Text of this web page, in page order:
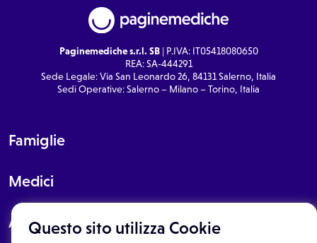
Questo sito utilizza Cookie
Paginemediche s.r.l. SB| P.IVA: IT05418080650
REA: SA-444291
Sede Legale: Via San Leonardo 26, 84131 Salerno, Italia
Sedi Operative: Salerno – Milano – Torino, Italia
Famiglie
Medici
About